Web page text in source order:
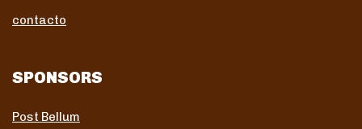
contacto
SPONSORS
Post Bellum